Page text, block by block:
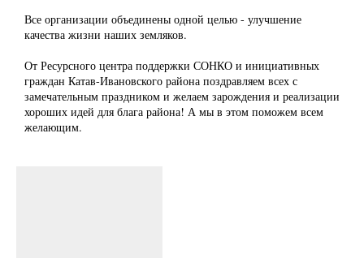
Все организации объединены одной целью - улучшение
качества жизни наших земляков.
От Ресурсного центра поддержки СОНКО и инициативных
граждан Катав-Ивановского района поздравляем всех с
замечательным праздником и желаем зарождения и реализации
хороших идей для блага района! А мы в этом поможем всем
желающим.